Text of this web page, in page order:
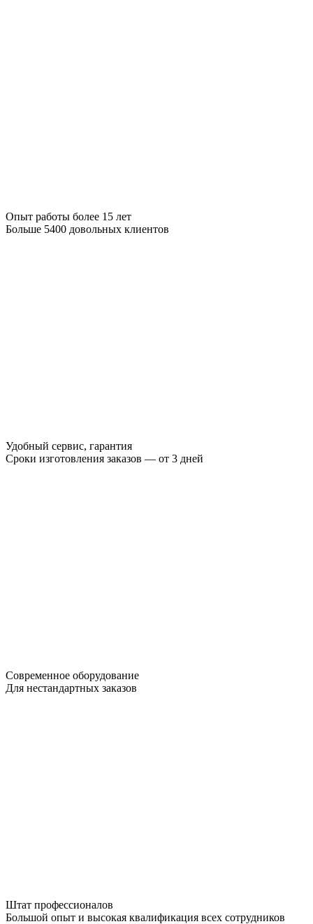
Опыт работы более 15 лет
Больше 5400 довольных клиентов
Удобный сервис, гарантия
Сроки изготовления заказов — от 3 дней
Современное оборудование
Для нестандартных заказов
Штат профессионалов
Большой опыт и высокая квалификация всех сотрудников